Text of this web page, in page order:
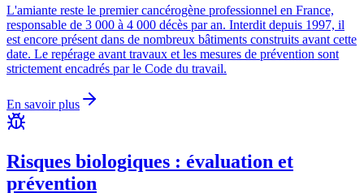
L'amiante reste le premier cancérogène professionnel en France,
responsable de 3 000 à 4 000 décès par an. Interdit depuis 1997, il
est encore présent dans de nombreux bâtiments construits avant cette
date. Le repérage avant travaux et les mesures de prévention sont
strictement encadrés par le Code du travail.
En savoir plus
Risques biologiques : évaluation et
prévention